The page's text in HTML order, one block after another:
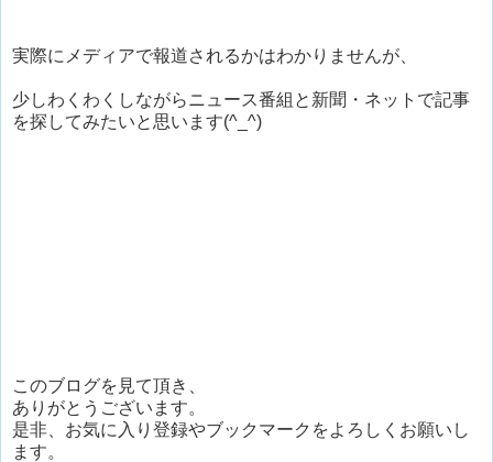
実際にメディアで報道されるかはわかりませんが、
少しわくわくしながらニュース番組と新聞・ネットで記事
を探してみたいと思います(^_^)
このブログを見て頂き、
ありがとうございます。
是非、お気に入り登録やブックマークをよろしくお願いし
ます。